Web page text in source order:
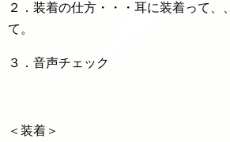
２．装着の仕方・・・耳に装着って、
て。
３．音声チェック
＜装着＞